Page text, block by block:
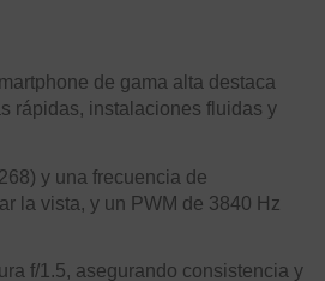
de gama alta destaca
rápidas, instalaciones fluidas y
y una frecuencia de
la vista, y un PWM de 3840 Hz
f/1.5, asegurando consistencia y